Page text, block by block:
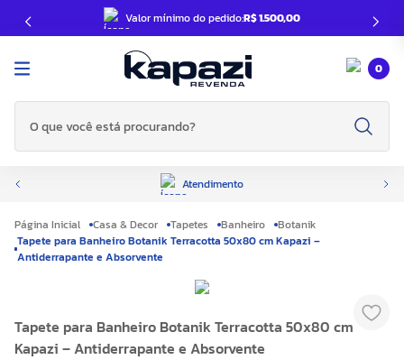
Valor mínimo do pedido:R$ 1.500,00
0
O que você está procurando?
Atendimento
Casa & Decor Tapetes Banheiro
Botanik
Tapete para Banheiro Botanik Terracotta 50x80 cm Kapazi –
Antiderrapante e Absorvente
Tapete para Banheiro Botanik Terracotta 50x80 cm
Kapazi – Antiderrapante e Absorvente